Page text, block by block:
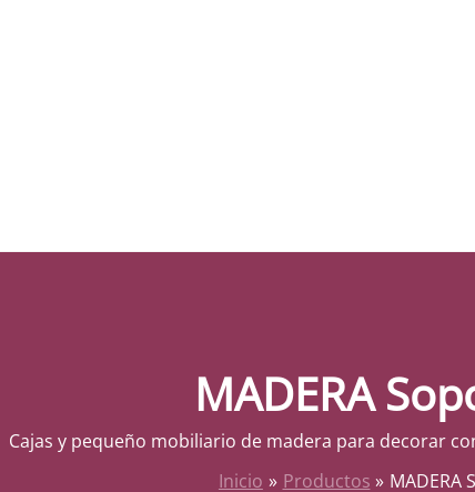
MADERA
Cajas y pequeño mobiliario de madera para decorar
Inicio
Productos MADERA